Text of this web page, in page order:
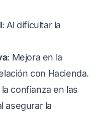
: Al dificultar la
: Mejora en la
con Hacienda.
confianza en las
asegurar la